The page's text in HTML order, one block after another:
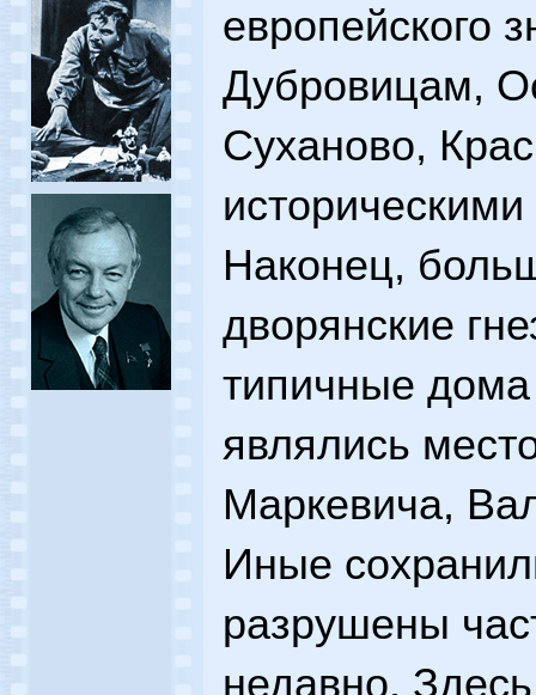
европейского
Дубровицам,
Суханово,
Наконец,
дворянские
типичные
являлись
Маркевича,
Иные
разрушены
недавно.